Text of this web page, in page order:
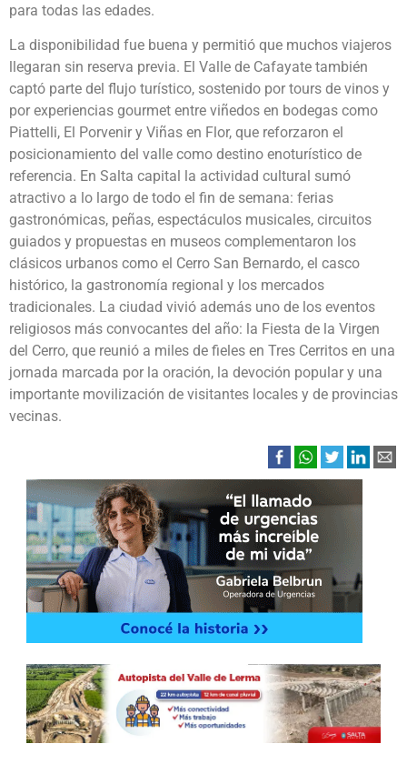
para todas las edades.
La disponibilidad fue buena y permitió que muchos viajeros
llegaran sin reserva previa. El Valle de Cafayate también
captó parte del flujo turístico, sostenido por tours de vinos y
por experiencias gourmet entre viñedos en bodegas como
Piattelli, El Porvenir y Viñas en Flor, que reforzaron el
posicionamiento del valle como destino enoturístico de
referencia. En Salta capital la actividad cultural sumó
atractivo a lo largo de todo el fin de semana: ferias
gastronómicas, peñas, espectáculos musicales, circuitos
guiados y propuestas en museos complementaron los
clásicos urbanos como el Cerro San Bernardo, el casco
histórico, la gastronomía regional y los mercados
tradicionales. La ciudad vivió además uno de los eventos
religiosos más convocantes del año: la Fiesta de la Virgen
del Cerro, que reunió a miles de fieles en Tres Cerritos en una
jornada marcada por la oración, la devoción popular y una
importante movilización de visitantes locales y de provincias
vecinas.